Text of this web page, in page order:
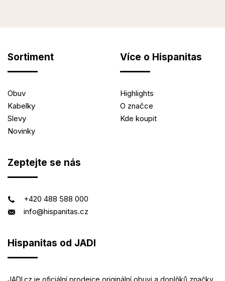
Sortiment
Obuv
Kabelky
Slevy
Novinky
Více o Hispanitas
Highlights
O značce
Kde koupit
Zeptejte se nás
+420 488 588 000
info@hispanitas.cz
Hispanitas od JADI
JADI.cz je oficiální prodejce originální obuvi a doplňků značky